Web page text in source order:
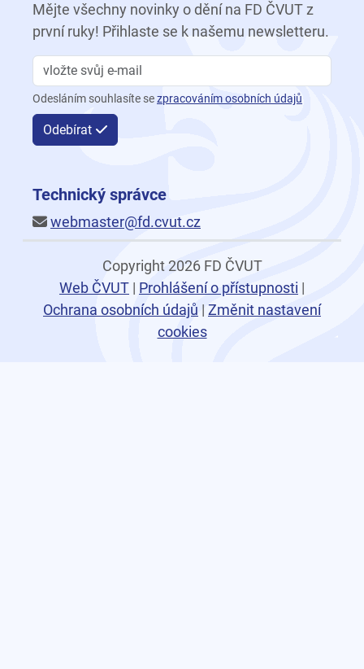
Mějte všechny novinky o dění na FD ČVUT z
první ruky! Přihlaste se k našemu newsletteru.
Odesláním souhlasíte sezpracováním osobních údajů
Odebírat
Technický správce
webmaster@fd.cvut.cz
Copyright 2026 FD ČVUT
Web ČVUT | Prohlášení o přístupnosti |
Ochrana osobních údajů | Změnit nastavení
cookies